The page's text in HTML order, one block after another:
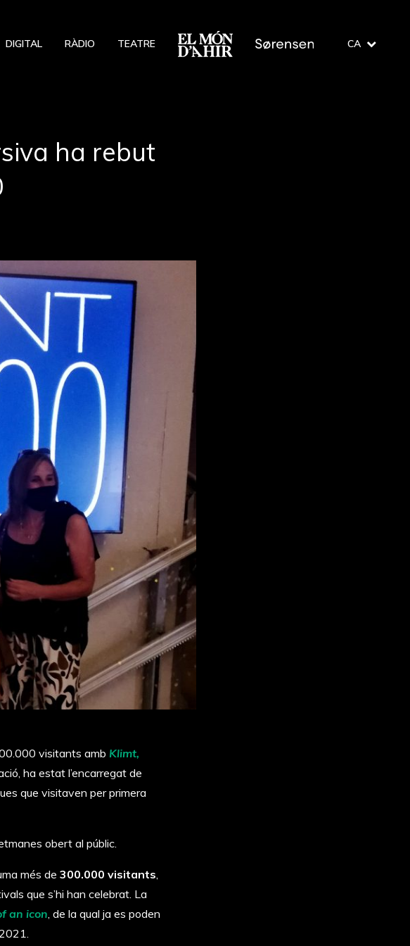
DIGITAL RÀDIO TEATRE CA
ha rebut
visitants amb Klimt,
ha estat l’encarregat de
que visitaven per primera
obert al públic.
més de 300.000 visitants,
que s’hi han celebrat. La
an icon, de la qual ja es poden